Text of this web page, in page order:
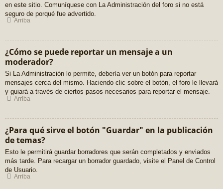
en este sitio. Comuníquese con La Administración del foro si no está
seguro de porqué fue advertido.
Arriba
¿Cómo se puede reportar un mensaje a un
moderador?
Si La Administración lo permite, debería ver un botón para reportar
mensajes cerca del mismo. Haciendo clic sobre el botón, el foro le llevará
y guiará a través de ciertos pasos necesarios para reportar el mensaje.
Arriba
¿Para qué sirve el botón "Guardar" en la publicación
de temas?
Esto le permitirá guardar borradores que serán completados y enviados
más tarde. Para recargar un borrador guardado, visite el Panel de Control
de Usuario.
Arriba